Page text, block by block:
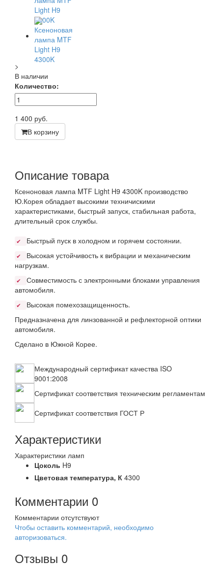
>
В наличии
Количество:
1 400 руб.
В корзину
Описание товара
Ксеноновая лампа MTF Light H9 4300K производство
Ю.Корея обладает высокими техничискими
характеристиками, быстрый запуск, стабильная работа,
длительный срок службы.
✔ Быстрый пуск в холодном и горячем состоянии.
✔
Высокая устойчивость к вибрации и механическим
нагрузкам.
✔
Совместимость с электронными блоками управления
автомобиля.
✔
Высокая помехозащищенность.
Предназначена для линзованной и рефлекторной оптики
автомобиля.
Сделано в Южной Корее.
Международный сертификат качества ISO
9001:2008
Сертификат соответствия техническим регламентам
Сертификат соответствия ГОСТ Р
Характеристики
Характеристики ламп
Цоколь H9
Цветовая температура, К 4300
Комментарии 0
Комментарии отсутствуют
Чтобы оставить комментарий, необходимо
авторизоваться.
Отзывы 0